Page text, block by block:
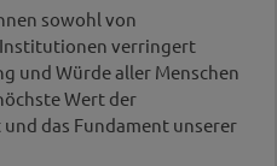
ein junger,
Mann von der Polizei
auf Drogenhandels
Männern
und/oder die
nicht hinterfragt. Das
Reduktion von
auch bestehende und
einmal als ungerecht
sowohl von
Institutionen verringert
und Würde aller Menschen
Wert der
das Fundament unserer